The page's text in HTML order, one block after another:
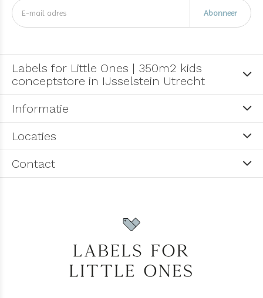
Abonneer
Labels for Little Ones | 350m2 kids
conceptstore in IJsselstein Utrecht
Informatie
Locaties
Contact